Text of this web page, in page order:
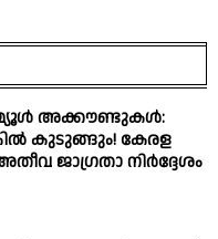
അക്കൗണ്ടുകൾ:
കുടുങ്ങും! കേരള
ജാഗ്രതാ നിർദ്ദേശം